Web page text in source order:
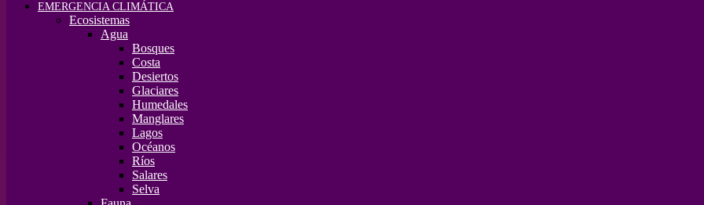
EMERGENCIA CLIMÁTICA
Ecosistemas
Agua
Bosques
Costa
Desiertos
Glaciares
Humedales
Manglares
Lagos
Océanos
Ríos
Salares
Selva